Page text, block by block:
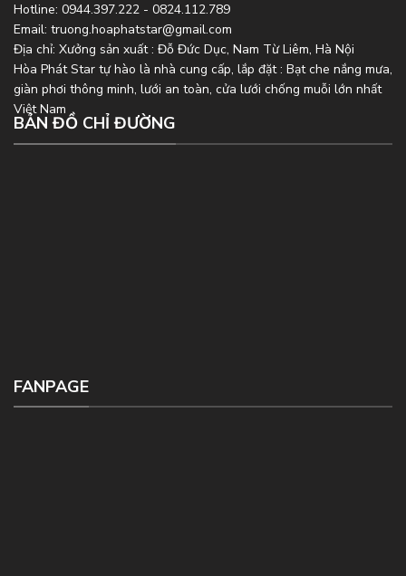
Hotline: 0944.397.222 - 0824.112.789
Email: truong.hoaphatstar@gmail.com
Địa chỉ: Xưởng sản xuất : Đỗ Đức Dục, Nam Từ Liêm, Hà Nội
Hòa Phát Star tự hào là nhà cung cấp, lắp đặt : Bạt che nắng mưa,
giàn phơi thông minh, lưới an toàn, cửa lưới chống muỗi lớn nhất
Việt Nam
BẢN ĐỒ CHỈ ĐƯỜNG
FANPAGE